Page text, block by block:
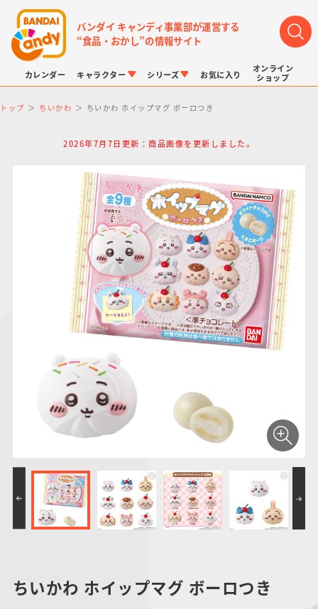
バンダイ キャンディ事業部が運営する
“食品・おかし”の情報サイト
カレンダー キャラクター
LINK TRAVELERS
仮面ライダーシリー
スーパー戦隊シリー
ズ
プリキュアシリーズ
ガンダムシリーズ
ドラゴンボール
アンパンマン
シリーズ
チョコボックス
キャラパキ
チョコサプ
にふぉるめーしょん
＆スクエアシール
ポケモンキッズ
ポケモンスケールワ
ールド
わ
お気に入り
オンライン
ショップ
トップ ちいかわ ちいかわ ホイップマグ ボーロつき
2026年7月7日更新：商品画像を更新しました。
ちいかわ ホイップマグ ボーロつき